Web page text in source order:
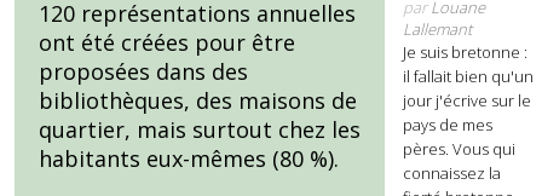
120 représentations annuelles
ont été créées pour être
proposées dans des
bibliothèques, des maisons de
quartier, mais surtout chez les
habitants eux-mêmes (80 %).
parLouane
Lallemant
Je suis bretonne :
il fallait bien qu'un
jour j'écrive sur le
pays de mes
pères. Vous qui
connaissez la